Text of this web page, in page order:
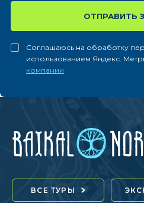
ОТПРАВИТЬ
Соглашаюсь на обработку
использованием Яндекс.
компании
ВСЕ ТУРЫ